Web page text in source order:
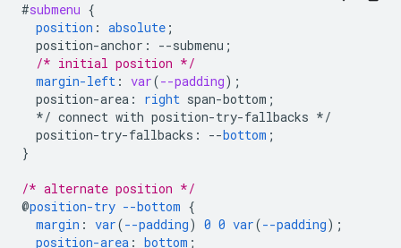
#submenu {
position : absolute ;
position-anchor : --submenu ;
/* initial position */
margin-left : var(--padding);
position-area : right span-bottom ;
*/ connect with position-try-fallbacks */
position-try-fallbacks : --bottom ;
}
/* alternate position */
@position-try --bottom {
margin : var(--padding) 0 0 var(--padding);
position-area : bottom ;